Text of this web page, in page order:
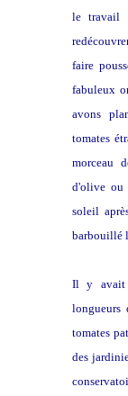
le travail
faire
fabuleux
avons
tomates
morceau
d'olive ou
soleil
barbouillé
Il y avait
longueurs
tomates
des